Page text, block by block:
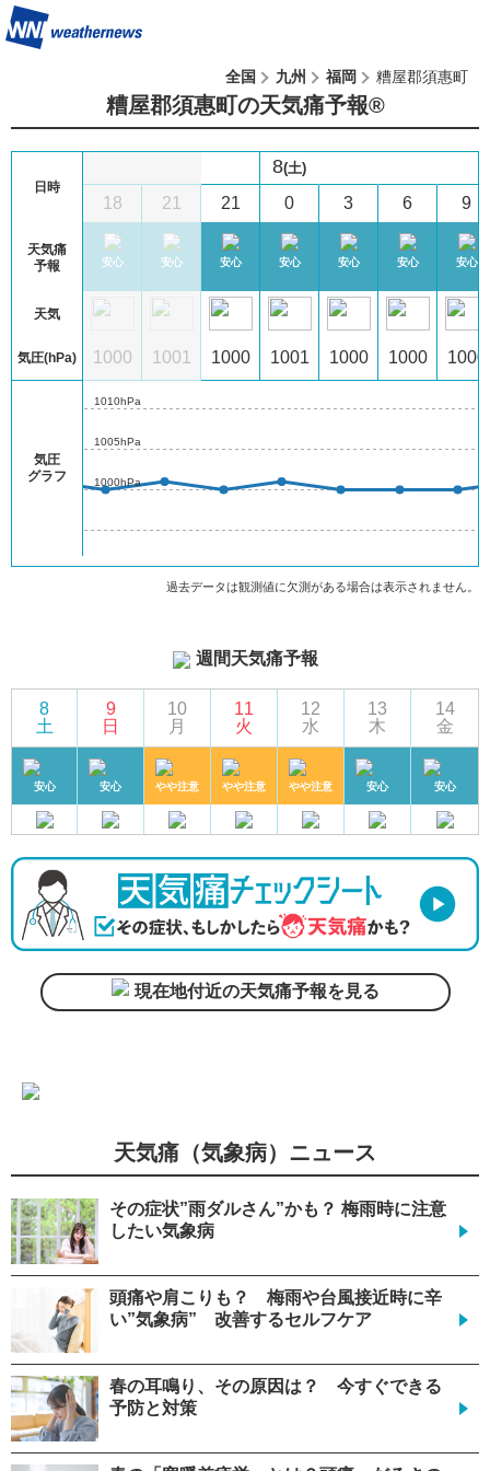
全国 九州 福岡 糟屋郡須惠町
糟屋郡須惠町の天気痛予報®︎
日時
天気痛
予報
天気
気圧(hPa)
気圧
グラフ
やや注意
1001
18
安心
1000
21
安心
1001
21
安心
1000
8(土)
0
安心
1001
3
安心
1000
6
安心
1000
9
安心
1000
1000hPa
1005hPa
1010hPa
過去データは観測値に欠測がある場合は表示されません。
週間天気痛予報
8
土
安心
9
日
安心
10
月
やや注意
11
火
やや注意
12
水
やや注意
13
木
安心
14
金
安心
現在地付近の天気痛予報を見る
天気痛（気象病）ニュース
その症状”雨ダルさん”かも？ 梅雨時に注意
したい気象病
頭痛や肩こりも？ 梅雨や台風接近時に辛
い”気象病” 改善するセルフケア
春の耳鳴り、その原因は？ 今すぐできる
予防と対策